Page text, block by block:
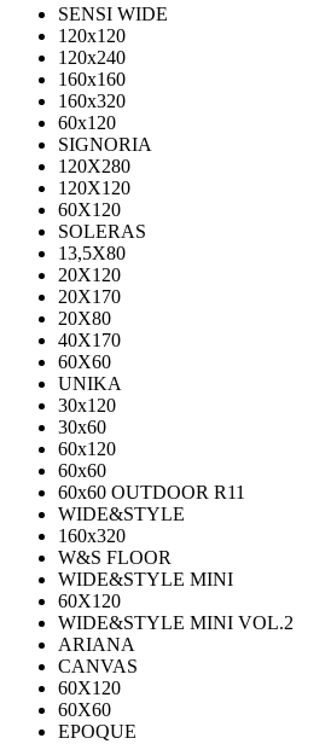
SENSI WIDE
120x120
120x240
160x160
160x320
60x120
SIGNORIA
120X280
120Х120
60X120
SOLERAS
13,5Х80
20Х120
20Х170
20Х80
40Х170
60Х60
UNIKA
30х120
30х60
60х120
60х60
60х60 OUTDOOR R11
WIDE&STYLE
160x320
W&S FLOOR
WIDE&STYLE MINI
60X120
WIDE&STYLE MINI VOL.2
ARIANA
CANVAS
60Х120
60Х60
EPOQUE